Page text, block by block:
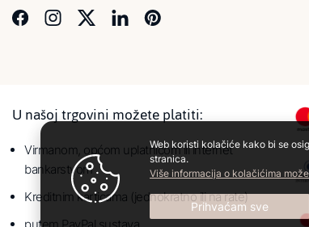
U našoj trgovini možete platiti:
Virmanom, općom uplatnicom ili internet
bankarstvom
Kreditnim karticama (jednokratno ili na rate)
Web koristi kolačiće kako bi se
stranica.
Više informacija o kolačićima
Prihvaćam sve